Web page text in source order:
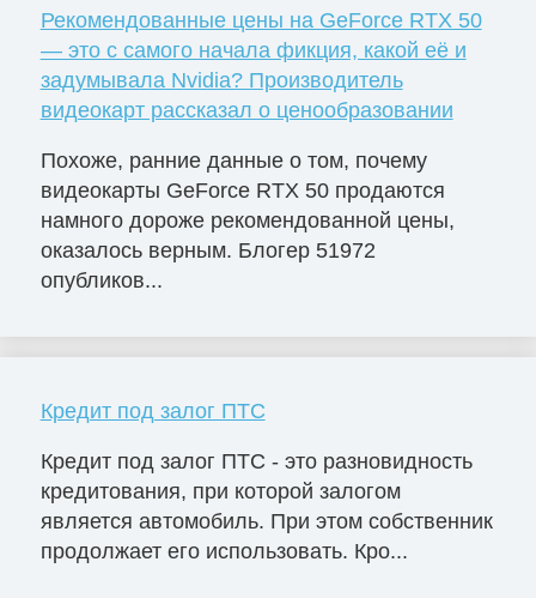
Рекомендованные цены на GeForce RTX 50
— это с самого начала фикция, какой её и
задумывала Nvidia? Производитель
видеокарт рассказал о ценообразовании
Похоже, ранние данные о том, почему
видеокарты GeForce RTX 50 продаются
намного дороже рекомендованной цены,
оказалось верным. Блогер 51972
опубликов...
Кредит под залог ПТС
Кредит под залог ПТС - это разновидность
кредитования, при которой залогом
является автомобиль. При этом собственник
продолжает его использовать. Кро...